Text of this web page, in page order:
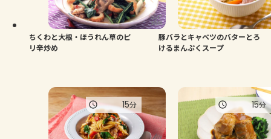
ちくわと大根・ほうれん草のピ
リ辛炒め
豚バラとキャベツのバターとろ
けるまんぷくスープ
15分 15分